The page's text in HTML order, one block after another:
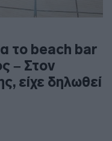
το beach bar
– Στον
είχε δηλωθεί